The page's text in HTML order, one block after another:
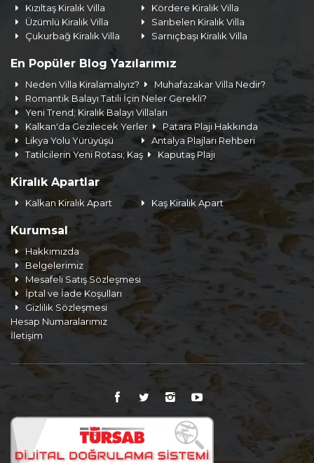
Kızıltaş Kiralık Villa
Kördere Kiralık Villa
Üzümlü Kiralık Villa
Sarıbelen Kiralık Villa
Çukurbağ Kiralık Villa
Sarnıçbaşı Kiralık Villa
En Popüler Blog Yazılarımız
Neden Villa Kiralamalıyız?
Muhafazakar Villa Nedir?
Romantik Balayı Tatili İçin Neler Gerekli?
Yeni Trend; Kiralık Balayı Villaları
Kalkan'da Gezilecek Yerler
Patara Plajı Hakkında
Likya Yolu Yürüyüşü
Antalya Plajları Rehberi
Tatilcilerin Yeni Rotası; Kaş
Kaputaş Plajı
Kiralık Apartlar
Kalkan Kiralık Apart Kaş Kiralık Apart
Kurumsal
Hakkımızda
Belgelerimiz
Mesafeli Satış Sözleşmesi
İptal ve İade Koşulları
Gizlilik Sözleşmesi
Hesap Numaralarımız
İletişim